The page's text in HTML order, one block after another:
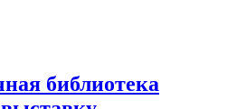
библиотека